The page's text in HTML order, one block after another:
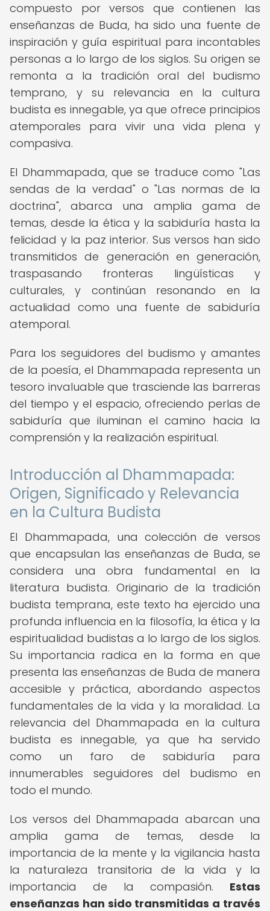
compuesto por versos que contienen las
enseñanzas de Buda, ha sido una fuente de
inspiración y guía espiritual para incontables
personas a lo largo de los siglos. Su origen se
remonta a la tradición oral del budismo
temprano, y su relevancia en la cultura
budista es innegable, ya que ofrece principios
atemporales para vivir una vida plena y
compasiva.
El Dhammapada, que se traduce como "Las
sendas de la verdad" o "Las normas de la
doctrina", abarca una amplia gama de
temas, desde la ética y la sabiduría hasta la
felicidad y la paz interior. Sus versos han sido
transmitidos de generación en generación,
traspasando fronteras lingüísticas y
culturales, y continúan resonando en la
actualidad como una fuente de sabiduría
atemporal.
Para los seguidores del budismo y amantes
de la poesía, el Dhammapada representa un
tesoro invaluable que trasciende las barreras
del tiempo y el espacio, ofreciendo perlas de
sabiduría que iluminan el camino hacia la
comprensión y la realización espiritual.
Introducción al Dhammapada:
Origen, Significado y Relevancia
en la Cultura Budista
El Dhammapada, una colección de versos
que encapsulan las enseñanzas de Buda, se
considera una obra fundamental en la
literatura budista. Originario de la tradición
budista temprana, este texto ha ejercido una
profunda influencia en la filosofía, la ética y la
espiritualidad budistas a lo largo de los siglos.
Su importancia radica en la forma en que
presenta las enseñanzas de Buda de manera
accesible y práctica, abordando aspectos
fundamentales de la vida y la moralidad. La
relevancia del Dhammapada en la cultura
budista es innegable, ya que ha servido
como un faro de sabiduría para
innumerables seguidores del budismo en
todo el mundo.
Los versos del Dhammapada abarcan una
amplia gama de temas, desde la
importancia de la mente y la vigilancia hasta
la naturaleza transitoria de la vida y la
importancia de la compasión. Estas
enseñanzas han sido transmitidas a través